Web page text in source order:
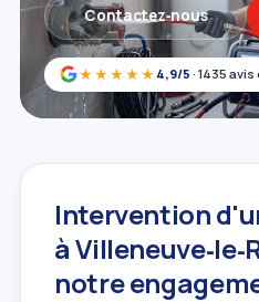
★★★★★ 4,9/5 · 1435
Contactez‑nous
Intervention
à
notre